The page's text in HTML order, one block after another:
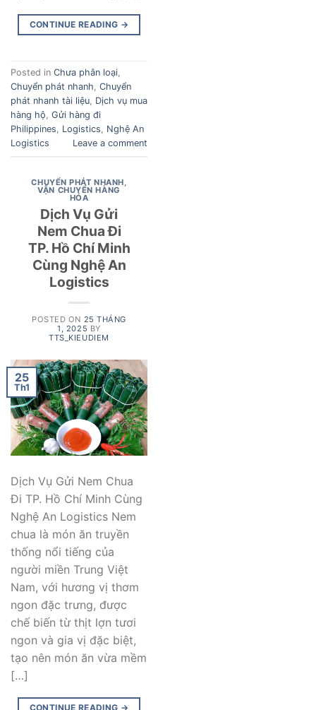
CONTINUE READING →
Posted in Chưa phân loại,
Chuyển phát nhanh, Chuyển
phát nhanh tài liệu, Dịch vụ mua
hàng hộ, Gửi hàng đi
Philippines, Logistics, Nghệ An
Logistics
Leave a comment
CHUYỂN PHÁT NHANH
VẬN CHUYỂN HÀNG
HÓA
Dịch Vụ Gửi
Nem Chua Đi
TP. Hồ Chí Minh
Cùng Nghệ An
Logistics
POSTED ON 25 THÁNG
1, 2025 BY
TTS_KIEUDIEM
25
Th1
Dịch Vụ Gửi Nem Chua
Đi TP. Hồ Chí Minh Cùng
Nghệ An Logistics Nem
chua là món ăn truyền
thống nổi tiếng của
người miền Trung Việt
Nam, với hương vị thơm
ngon đặc trưng, được
chế biến từ thịt lợn tươi
ngon và gia vị đặc biệt,
tạo nên món ăn vừa mềm
[…]
CONTINUE READING →